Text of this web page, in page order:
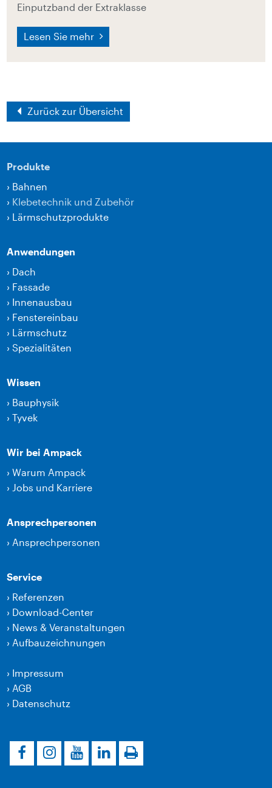
Einputzband der Extraklasse
Lesen Sie mehr
Zurück zur Übersicht
Produkte
› Bahnen
› Klebetechnik und Zubehör
› Lärmschutzprodukte
Anwendungen
› Dach
› Fassade
› Innenausbau
› Fenstereinbau
› Lärmschutz
›Spezialitäten
Wissen
› Bauphysik
›Tyvek
Wir bei Ampack
›Warum Ampack
› Jobs und Karriere
Ansprechpersonen
› Ansprechpersonen
Service
› Referenzen
› Download-Center
› News & Veranstaltungen
› Aufbauzeichnungen
› Impressum
› AGB
› Datenschutz